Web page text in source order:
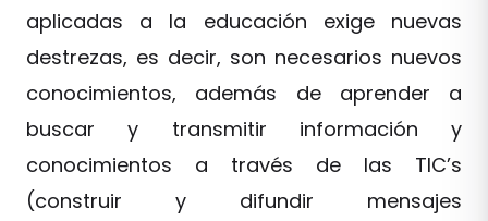
aplicadas a la educación exige nuevas
destrezas, es decir, son necesarios nuevos
conocimientos, además de aprender a
buscar y transmitir información y
conocimientos a través de las TIC’s
(construir y difundir mensajes